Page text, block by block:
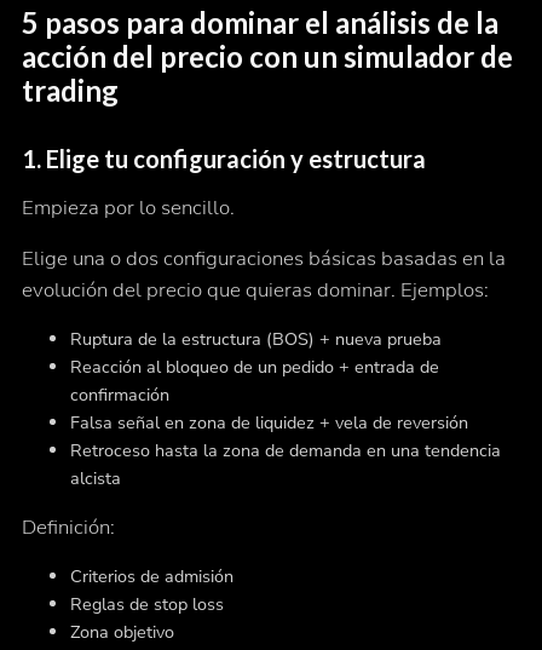
5 pasos para dominar el análisis de la
acción del precio con un simulador de
trading
1. Elige tu configuración y estructura
Empieza por lo sencillo.
Elige una o dos configuraciones básicas basadas en la
evolución del precio que quieras dominar. Ejemplos:
Ruptura de la estructura (BOS) + nueva prueba
Reacción al bloqueo de un pedido + entrada de
confirmación
Falsa señal en zona de liquidez + vela de reversión
Retroceso hasta la zona de demanda en una tendencia
alcista
Definición:
Criterios de admisión
Reglas de stop loss
Zona objetivo